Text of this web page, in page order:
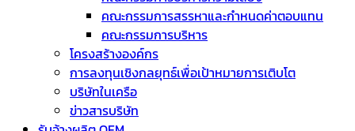
คณะกรรมการสรรหาและกำหนดค่าตอบแทน
คณะกรรมการบริหาร
โครงสร้างองค์กร
การลงทุนเชิงกลยุทธ์เพื่อเป้าหมายการเติบโต
บริษัทในเครือ
ข่าวสารบริษัท